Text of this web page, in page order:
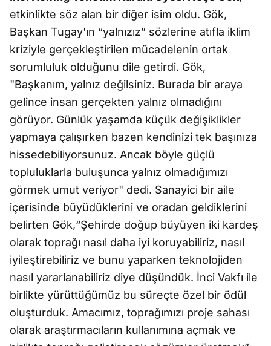
etkinlikte söz alan bir diğer isim oldu. Gök,
Başkan Tugay'ın “yalnızız” sözlerine atıfla iklim
kriziyle gerçekleştirilen mücadelenin ortak
sorumluluk olduğunu dile getirdi. Gök,
"Başkanım, yalnız değilsiniz. Burada bir araya
gelince insan gerçekten yalnız olmadığını
görüyor. Günlük yaşamda küçük değişiklikler
yapmaya çalışırken bazen kendinizi tek başınıza
hissedebiliyorsunuz. Ancak böyle güçlü
topluluklarla buluşunca yalnız olmadığımızı
görmek umut veriyor" dedi. Sanayici bir aile
içerisinde büyüdüklerini ve oradan geldiklerini
belirten Gök,“Şehirde doğup büyüyen iki kardeş
olarak toprağı nasıl daha iyi koruyabiliriz, nasıl
iyileştirebiliriz ve bunu yaparken teknolojiden
nasıl yararlanabiliriz diye düşündük. İnci Vakfı ile
birlikte yürüttüğümüz bu süreçte özel bir ödül
oluşturduk. Amacımız, toprağımızı proje sahası
olarak araştırmacıların kullanımına açmak ve